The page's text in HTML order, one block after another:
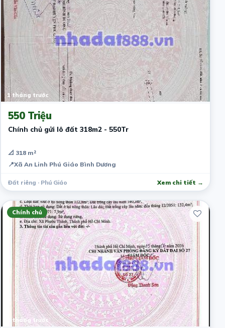
1 tháng trước
550 Triệu
Chính chủ gửi lô đất 318m2 - 550Tr
📐 318 m²
📍Xã An Linh Phú Giáo Bình Dương
Đất riêng · Phú Giáo Xem chi tiết →
Chính chủ
1 tháng trước